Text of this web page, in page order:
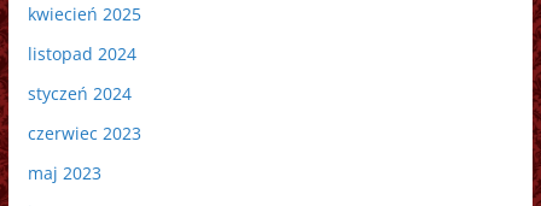
kwiecień 2025
listopad 2024
styczeń 2024
czerwiec 2023
maj 2023